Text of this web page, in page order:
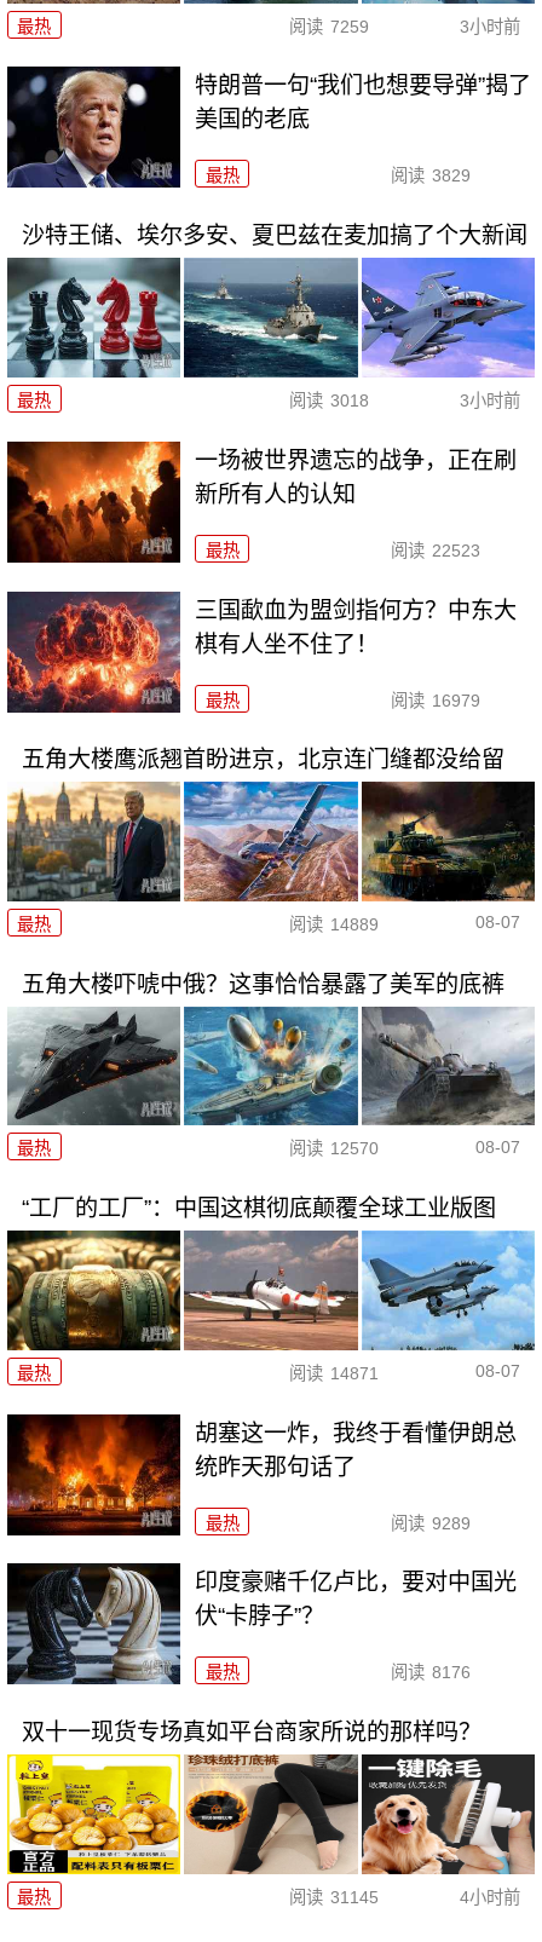
最热 阅读 7259 3小时前
特朗普一句“我们也想要导弹”揭了
美国的老底
最热 阅读 3829
沙特王储、埃尔多安、夏巴兹在麦加搞了个大新闻
最热 阅读 3018 3小时前
一场被世界遗忘的战争，正在刷
新所有人的认知
最热 阅读 22523
三国歃血为盟剑指何方？中东大
棋有人坐不住了！
最热 阅读 16979
五角大楼鹰派翘首盼进京，北京连门缝都没给留
最热 阅读 14889 08-07
五角大楼吓唬中俄？这事恰恰暴露了美军的底裤
最热 阅读 12570 08-07
“工厂的工厂”：中国这棋彻底颠覆全球工业版图
最热 阅读 14871 08-07
胡塞这一炸，我终于看懂伊朗总
统昨天那句话了
最热 阅读 9289
印度豪赌千亿卢比，要对中国光
伏“卡脖子”？
最热 阅读 8176
双十一现货专场真如平台商家所说的那样吗？
最热 阅读 31145 4小时前